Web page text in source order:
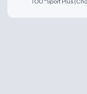
ТОО "Sport Plus